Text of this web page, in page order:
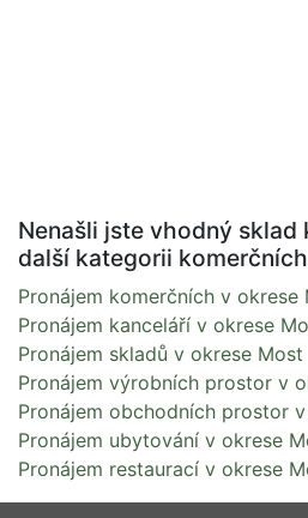
Nenašli jste vhodný sklad
další kategorii
Pronájem komerčních v okrese
Pronájem kanceláří v okrese
Pronájem skladů v okrese Most
Pronájem výrobních prostor v
Pronájem obchodních prostor
Pronájem ubytování v okrese
Pronájem restaurací v okrese